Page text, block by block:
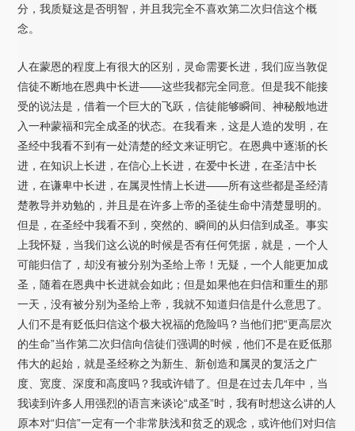
分，我质疑这是否明智，并且我完全不喜欢第二次归信这个概
念。
人在蒙恩的程度上有很大的区别，灵命需要长进，我们应当敦促
信徒不断地在恩典中长进——这些我都完全同意。但是我不能接
受的说法是，借着一个巨大的飞跃，信徒能够瞬间、神秘般地进
入一种蒙福和完全成圣的状态。在我看来，这是人造的发明，在
圣经中我看不到有一处清楚的经文来证明它。在恩典中逐渐的长
进，在知识上长进，在信心上长进，在爱中长进，在圣洁中长
进，在谦卑中长进，在属灵性情上长进——所有这些都是圣经清
楚教导并劝勉的，并且是在许多上帝的圣徒生命中清楚显明的。
但是，在圣经中我看不到，突然的、瞬间的从归信到成圣。事实
上我怀疑，当我们这么说的时候是否有任何凭据，就是，一个人
可能归信了，却没有被分别为圣给上帝！无疑，一个人能更加成
圣，随着在恩典中长进就会如此；但是如果他在归信和重生的那
一天，没有被分别为圣给上帝，我就不知道归信是什么意思了。
人们不是有贬低归信这个极大祝福的危险吗？当他们把“更高层次
的生命”当作第二次归信向信徒们强调的时候，他们不是在贬低那
伟大的起始，就是圣经称之为新生、新创造和属灵的复活之广
度、宽度、深度和高度吗？我或许错了。但是在过去几年中，当
我读到许多人用强烈的语言来谈论“成圣”时，我有时想这么讲的人
原本对“归信”一定有一个非常肤浅和贫乏的观念，或许他们对归信